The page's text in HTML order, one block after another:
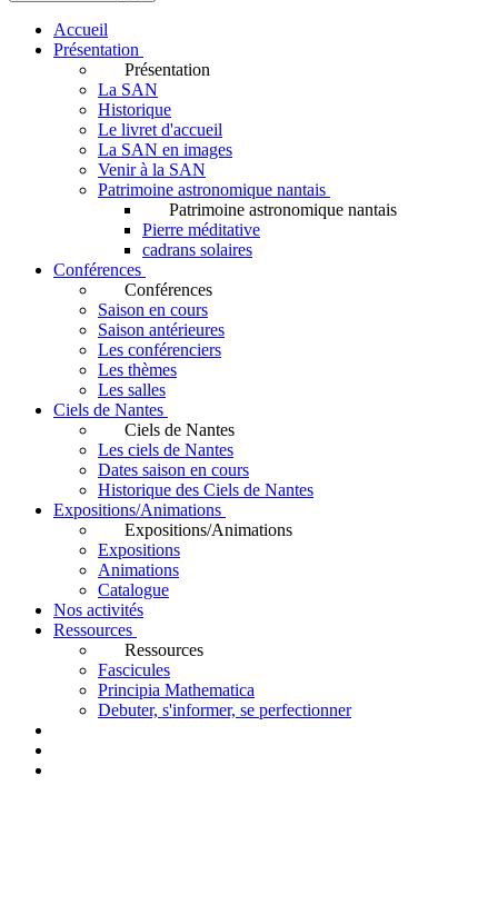
Accueil
Présentation
Présentation
La SAN
Historique
Le livret d'accueil
La SAN en images
Venir à la SAN
Patrimoine astronomique nantais
Patrimoine astronomique nantais
Pierre méditative
cadrans solaires
Conférences
Conférences
Saison en cours
Saison antérieures
Les conférenciers
Les thèmes
Les salles
Ciels de Nantes
Ciels de Nantes
Les ciels de Nantes
Dates saison en cours
Historique des Ciels de Nantes
Expositions/Animations
Expositions/Animations
Expositions
Animations
Catalogue
Nos activités
Ressources
Ressources
Fascicules
Principia Mathematica
Debuter, s'informer, se perfectionner